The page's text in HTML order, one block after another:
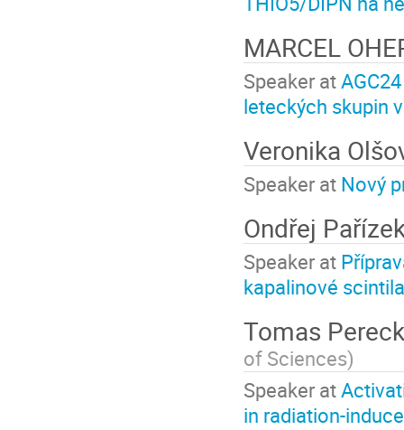
MARCEL
Speaker at
leteckých skupin
Veronika
Speaker at Nový
Ondřej
Speaker at
kapalinové
Tomas
of Sciences)
Speaker at
in radiation-